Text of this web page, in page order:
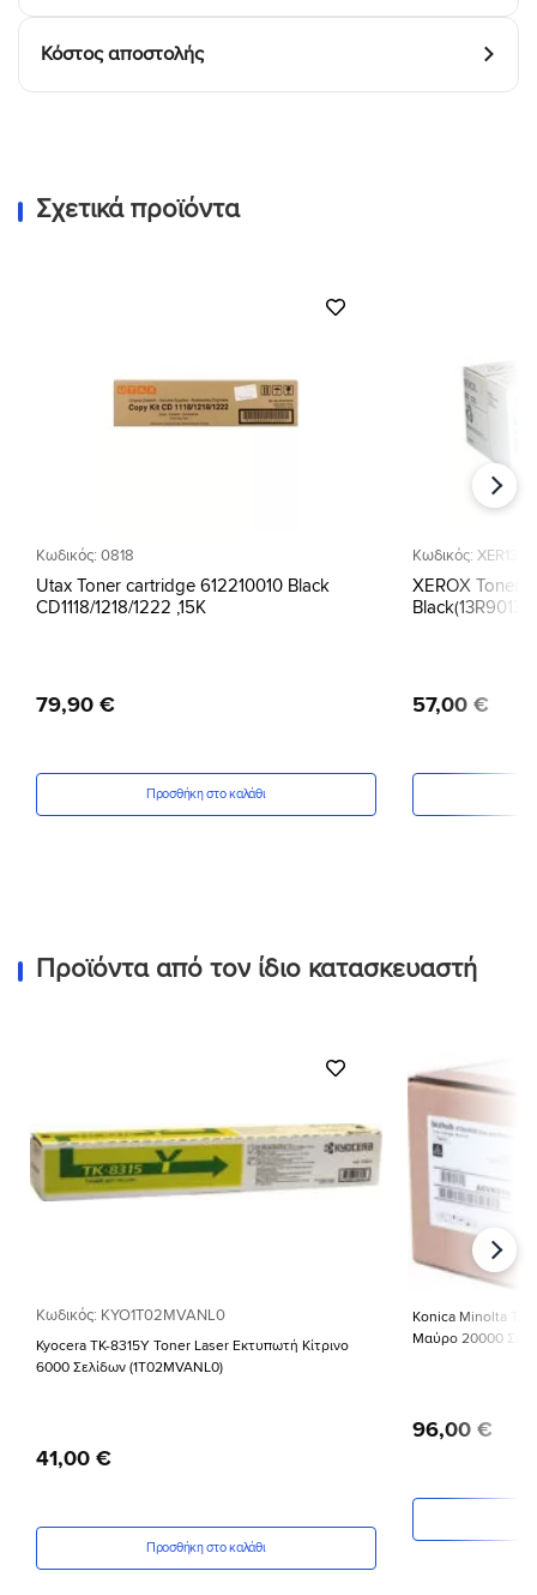
Κόστος αποστολής
Σχετικά προϊόντα
Κωδικός: 0818
Utax Toner cartridge 612210010 Black
CD1118/1218/1222 ,15K
79,90 €
Προσθήκη στο καλάθι
Κωδικός:
XEROX Toner
57,00 €
Προϊόντα από τον ίδιο κατασκευαστή
Επιθυμιών
Κωδικός: KYO1T02MVANL0
Kyocera TK-8315Y Toner Laser Εκτυπωτή Κίτρινο
6000 Σελίδων (1T02MVANL0)
41,00 €
Προσθήκη στο καλάθι
Konica Minolta
Μαύρο 20000
96,00 €